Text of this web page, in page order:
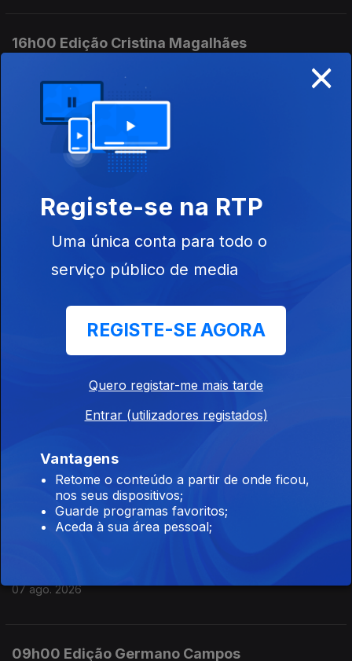
16h00 Edição Cristina Magalhães
15h00 Edição Susana Lemos
07 ago. 2026
14h00 Edição Susana Lemos
07 ago. 2026
13h00 Edição Susana Lemos
12h00 Edição Susana Lemos
11h00 Edição Susana Lemos
07 ago. 2026
07 ago. 2026
09h00 Edição Germano Campos
×
Registe-se na RTP
Uma única conta para todo o
serviço público de media
REGISTE-SE AGORA
Quero registar-me mais tarde
Entrar (utilizadores registados)
Vantagens
Retome o conteúdo a partir de onde ficou,
nos seus dispositivos;
Guarde programas favoritos;
Aceda à sua área pessoal;